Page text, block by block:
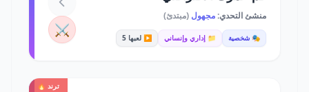
منشئ التحدي:مجهول (مبتدئ)
🎭 شخصية 📁 إداري وإنساني ▶️ لعبها 5 ⚔️
ترند 🔥